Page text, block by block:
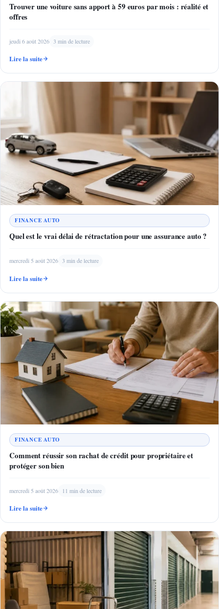
Trouver une voiture sans apport à 59 euros par mois : réalité et
offres
jeudi 6 août 2026 3 min de lecture
Lire la suite
FINANCE AUTO
Quel est le vrai délai de rétractation pour une assurance auto ?
mercredi 5 août 2026 3 min de lecture
Lire la suite
FINANCE AUTO
Comment réussir son rachat de crédit pour propriétaire et
protéger son bien
mercredi 5 août 2026 11 min de lecture
Lire la suite